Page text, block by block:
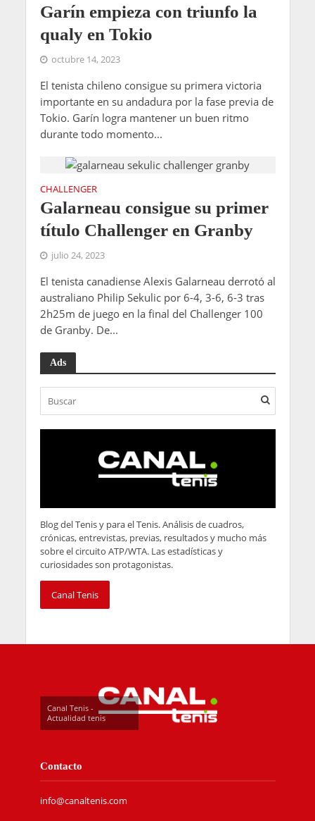
Garín empieza con triunfo la
qualy en Tokio
octubre 14, 2023
El tenista chileno consigue su primera victoria
importante en su andadura por la fase previa de
Tokio. Garín logra mantener un buen ritmo
durante todo momento...
CHALLENGER
Galarneau consigue su primer
título Challenger en Granby
julio 24, 2023
El tenista canadiense Alexis Galarneau derrotó al
australiano Philip Sekulic por 6-4, 3-6, 6-3 tras
2h25m de juego en la final del Challenger 100
de Granby. De...
Ads
Blog del Tenis y para el Tenis. Análisis de cuadros,
crónicas, entrevistas, previas, resultados y mucho más
sobre el circuito ATP/WTA. Las estadísticas y
curiosidades son protagonistas.
Canal Tenis
Canal Tenis -
Actualidad tenis
Contacto
info@canaltenis.com